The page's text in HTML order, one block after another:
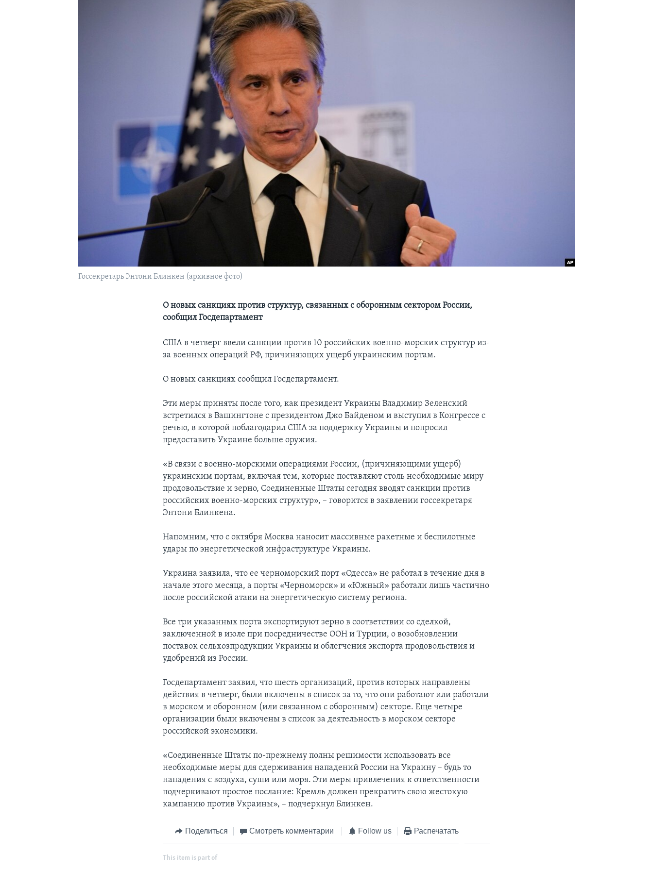
Госсекретарь Энтони Блинкен (архивное фото)
О новых санкциях против структур, связанных с оборонным сектором России,
сообщил Госдепартамент
США в четверг ввели санкции против 10 российских военно-морских структур из-
за военных операций РФ, причиняющих ущерб украинским портам.
О новых санкциях сообщил Госдепартамент.
Эти меры приняты после того, как президент Украины Владимир Зеленский
встретился в Вашингтоне с президентом Джо Байденом и выступил в Конгрессе с
речью, в которой поблагодарил США за поддержку Украины и попросил
предоставить Украине больше оружия.
«В связи с военно-морскими операциями России, (причиняющими ущерб)
украинским портам, включая тем, которые поставляют столь необходимые миру
продовольствие и зерно, Соединенные Штаты сегодня вводят санкции против
российских военно-морских структур», – говорится в заявлении госсекретаря
Энтони Блинкена.
Напомним, что с октября Москва наносит массивные ракетные и беспилотные
удары по энергетической инфраструктуре Украины.
Украина заявила, что ее черноморский порт «Одесса» не работал в течение дня в
начале этого месяца, а порты «Черноморск» и «Южный» работали лишь частично
после российской атаки на энергетическую систему региона.
Все три указанных порта экспортируют зерно в соответствии со сделкой,
заключенной в июле при посредничестве ООН и Турции, о возобновлении
поставок сельхозпродукции Украины и облегчения экспорта продовольствия и
удобрений из России.
Госдепартамент заявил, что шесть организаций, против которых направлены
действия в четверг, были включены в список за то, что они работают или работали
в морском и оборонном (или связанном с оборонным) секторе. Еще четыре
организации были включены в список за деятельность в морском секторе
российской экономики.
«Соединенные Штаты по-прежнему полны решимости использовать все
необходимые меры для сдерживания нападений России на Украину – будь то
нападения с воздуха, суши или моря. Эти меры привлечения к ответственности
подчеркивают простое послание: Кремль должен прекратить свою жестокую
кампанию против Украины», – подчеркнул Блинкен.
Поделиться Смотреть комментарии Follow us Распечатать
This item is part of